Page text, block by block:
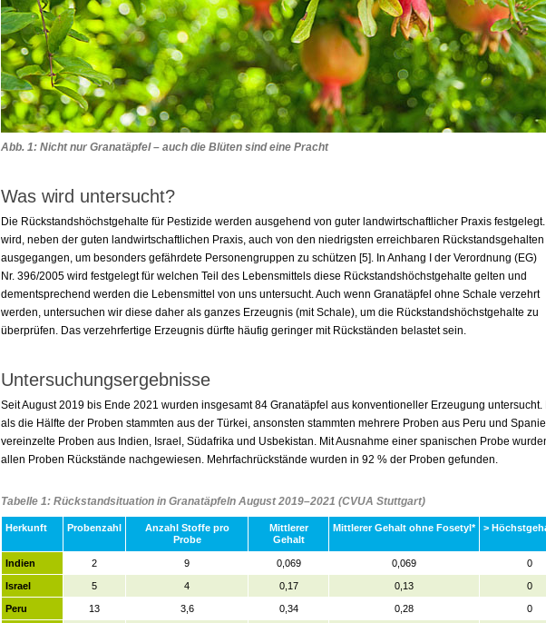
Abb. 1: Nicht nur Granatäpfel – auch die Blüten sind eine Pracht
Was wird untersucht?
Die Rückstandshöchstgehalte für Pestizide werden ausgehend von guter landwirtschaftlicher Praxis
wird, neben der guten landwirtschaftlichen Praxis, auch von den niedrigsten erreichbaren Rückstandsgehalten
ausgegangen, um besonders gefährdete Personengruppen zu schützen [5]. In Anhang I der Verordnung (EG)
Nr. 396/2005 wird festgelegt für welchen Teil des Lebensmittels diese Rückstandshöchstgehalte gelten und
dementsprechend werden die Lebensmittel von uns untersucht. Auch wenn Granatäpfel ohne Schale verzehrt
werden, untersuchen wir diese daher als ganzes Erzeugnis (mit Schale), um die Rückstandshöchstgehalte zu
überprüfen. Das verzehrfertige Erzeugnis dürfte häufig geringer mit Rückständen belastet sein.
Untersuchungsergebnisse
Seit August 2019 bis Ende 2021 wurden insgesamt 84 Granatäpfel aus konventioneller Erzeugung untersucht.
als die Hälfte der Proben stammten aus der Türkei, ansonsten stammten mehrere Proben aus Peru und
vereinzelte Proben aus Indien, Israel, Südafrika und Usbekistan. Mit Ausnahme einer spanischen Probe
allen Proben Rückstände nachgewiesen. Mehrfachrückstände wurden in 92 % der Proben gefunden.
Tabelle 1: Rückstandsituation in Granatäpfeln August 2019–2021 (CVUA Stuttgart)
Herkunft Probenzahl
Anzahl Stoffe pro
Probe
Mittlerer
Gehalt
Mittlerer Gehalt ohne Fosetyl* >
Indien 2 9 0,069 0,069 0
Israel 5 4 0,17 0,13 0
Peru 13 3,6 0,34 0,28 0